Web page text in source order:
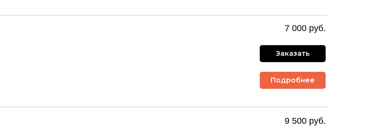
7 000 руб.
Заказать
Подробнее
9 500 руб.